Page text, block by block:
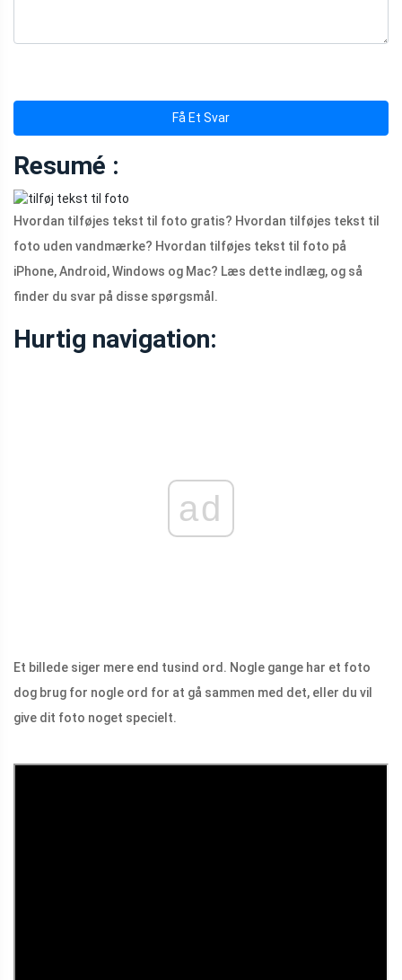
Få Et Svar
Resumé :
Hvordan tilføjes tekst til foto gratis? Hvordan tilføjes tekst til
foto uden vandmærke? Hvordan tilføjes tekst til foto på
iPhone, Android, Windows og Mac? Læs dette indlæg, og så
finder du svar på disse spørgsmål.
Hurtig navigation:
ad
Et billede siger mere end tusind ord. Nogle gange har et foto
dog brug for nogle ord for at gå sammen med det, eller du vil
give dit foto noget specielt.